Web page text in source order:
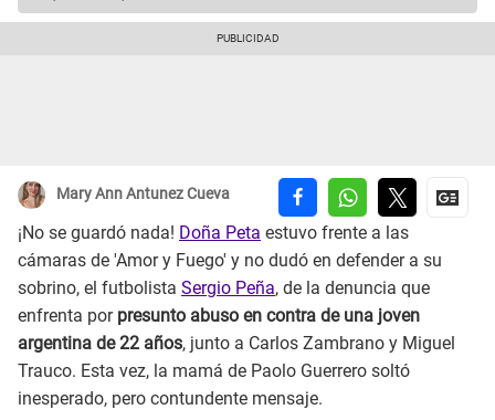
Mary Ann Antunez Cueva
¡No se guardó nada! Doña Peta estuvo frente a las
cámaras de 'Amor y Fuego' y no dudó en defender a su
sobrino, el futbolista Sergio Peña, de la denuncia que
enfrenta por presunto abuso en contra de una joven
argentina de 22 años, junto a Carlos Zambrano y Miguel
Trauco. Esta vez, la mamá de Paolo Guerrero soltó
inesperado, pero contundente mensaje.